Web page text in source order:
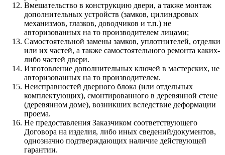
Вмешательство в конструкцию двери, а также монтаж
дополнительных устройств (замков, цилиндровых
механизмов, глазков, доводчиков и т.п.) не
авторизованных на то производителем лицами;
Самостоятельной замены замков, уплотнителей, отделки
или их частей, а также самостоятельного ремонта каких-
либо частей двери.
Изготовление дополнительных ключей в мастерских, не
авторизованных на то производителем.
Неисправностей дверного блока (или отдельных
комплектующих), смонтированного в деревянной стене
(деревянном доме), возникших вследствие деформации
проема.
Не предоставления Заказчиком соответствующего
Договора на изделия, либо иных сведений/документов,
однозначно подтверждающих наличие действующей
гарантии.